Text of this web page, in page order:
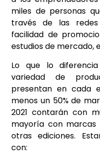
miles de personas
través de las
facilidad de
estudios de mercado,
Lo que lo
variedad de
presentan en cada
menos un 50% de
2021 contarán con
mayoría con
otras ediciones.
con: